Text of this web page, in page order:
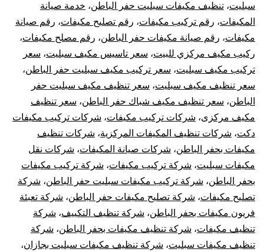
سبليت، تنظيف مكيفات سبليت حفر الباطن، خدمة صيانة
المكيفات، رقم تركيب مكيفات، رقم تصليح مكيفات، رقم صيانة
مكيفات، رقم صيانة مكيفات حفر الباطن، رقم مصلح مكيفات،
ركيب مكيف مركزي للبيت، سعر تاسيس مكيف سبليت، سعر
تركيب مكيف سبليت، سعر تركيب مكيف سبليت حفر الباطن،
سعر تنظيف مكيف سبليت، سعر تنظيف مكيف سبليت حفر
الباطن، سعر تنظيف مكيف شباك حفر الباطن، سعر تنظيف
مكيف مركزى، شركات تركيب مكيفات، شركات تركيب مكيفات
دكت، شركات تنظيف المكيفات المركزية، شركات تنظيف
مكيفات بحفر الباطن، شركات صيانة المكيفات، شركات نقل
مكيفات سبليت، شركة تركيب مكيفات، شركة تركيب مكيفات
بحفر الباطن، شركة تركيب مكيفات سبليت حفر الباطن، شركة
تصليح مكيفات، شركة تصليح مكيفات حفر الباطن، شركة تعبئة
فريون مكيفات بحفر الباطن، شركة تنظيف التكييف، شركة
تنظيف مكيفات، شركة تنظيف مكيفات بحفر الباطن، شركة
تنظيف مكيفات سبليت، شركة تنظيف مكيفات سبليت بجازان،